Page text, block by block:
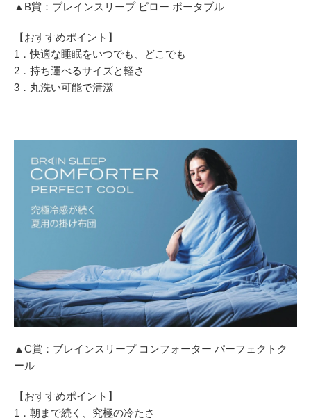
▲B賞：ブレインスリープ ピロー ポータブル
【おすすめポイント】
1．快適な睡眠をいつでも、どこでも
2．持ち運べるサイズと軽さ
3．丸洗い可能で清潔
▲C賞：ブレインスリープ コンフォーター パーフェクトク
ール
【おすすめポイント】
1．朝まで続く、究極の冷たさ